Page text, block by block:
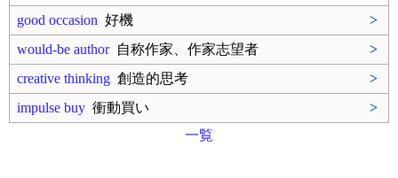
good occasion 好機
>
would‐be author自称作家、作家志望者
>
creative thinking 創造的思考
>
impulse buy 衝動買い
>
一覧